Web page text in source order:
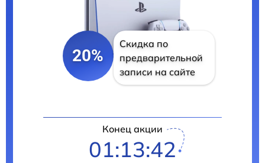
20%
Скидка по
предварительной
записи на сайте
Конец акции
01:13:42